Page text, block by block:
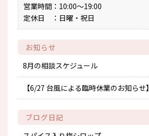
営業時間 ：10:00～19:00
定休日
：日曜・祝日
お知らせ
8月の相談スケジュール
【6/27 台風による臨時休業のお知らせ】
ブログ日記